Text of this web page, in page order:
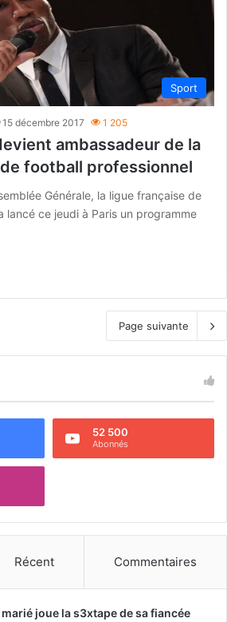
Sport
15 décembre 2017 1 205
ambassadeur de la
football professionnel
Générale, la ligue française de
lancé ce jeudi à Paris un programme
Page suivante
52 500
Abonnés
Récent Commentaires
marié joue la s3xtape de sa fiancée